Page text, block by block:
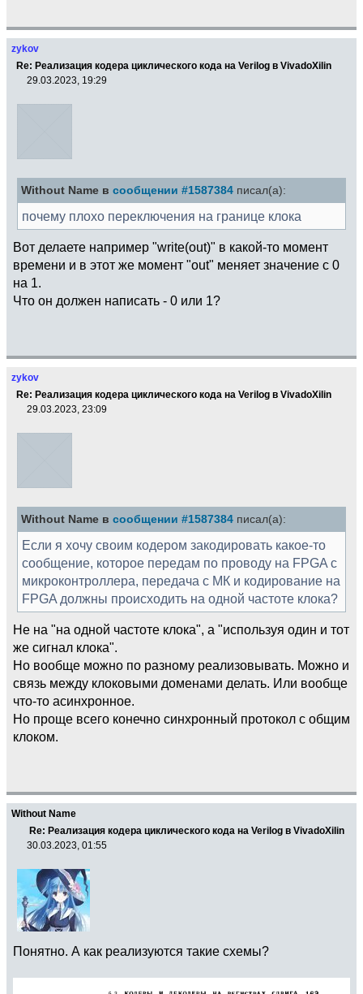
zykov
Re: Реализация кодера циклического кода на Verilog в VivadoXilin
29.03.2023, 19:29
Without Name в сообщении #1587384 писал(а):
почему плохо переключения на границе клока
Вот делаете например "write(out)" в какой-то момент
времени и в этот же момент "out" меняет значение с 0
на 1.
Что он должен написать - 0 или 1?
zykov
Re: Реализация кодера циклического кода на Verilog в VivadoXilin
29.03.2023, 23:09
Without Name в сообщении #1587384 писал(а):
Если я хочу своим кодером закодировать какое-то
сообщение, которое передам по проводу на FPGA с
микроконтроллера, передача с МК и кодирование на
FPGA должны происходить на одной частоте клока?
Не на "на одной частоте клока", а "используя один и тот
же сигнал клока".
Но вообще можно по разному реализовывать. Можно и
связь между клоковыми доменами делать. Или вообще
что-то асинхронное.
Но проще всего конечно синхронный протокол с общим
клоком.
Without Name
Re: Реализация кодера циклического кода на Verilog в VivadoXilin
30.03.2023, 01:55
Понятно. А как реализуются такие схемы?